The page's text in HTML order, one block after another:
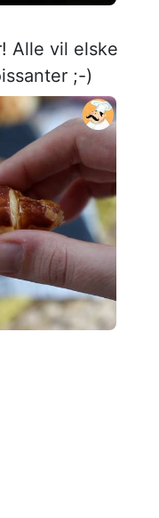
Alle vil elske
;-)